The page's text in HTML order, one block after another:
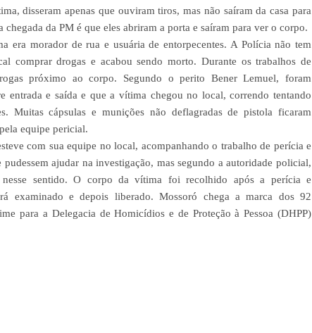
disseram apenas que ouviram tiros, mas não saíram da casa para
da PM é que eles abriram a porta e saíram para ver o corpo.
era morador de rua e usuária de entorpecentes. A Polícia não tem
comprar drogas e acabou sendo morto. Durante os trabalhos de
próximo ao corpo. Segundo o perito Bener Lemuel, foram
entrada e saída e que a vítima chegou no local, correndo tentando
Muitas cápsulas e munições não deflagradas de pistola ficaram
equipe pericial.
com sua equipe no local, acompanhando o trabalho de perícia e
ajudar na investigação, mas segundo a autoridade policial,
sentido. O corpo da vítima foi recolhido após a perícia e
examinado e depois liberado. Mossoró chega a marca dos 92
para a Delegacia de Homicídios e de Proteção à Pessoa (DHPP)